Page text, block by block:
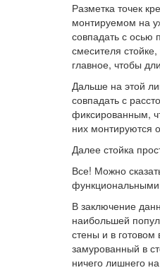
Разметка точек
монтируемом на
совпадать с осью
смесителя
главное, чтобы
Дальше на этой
совпадать с
фиксированным,
них монтируются
Далее стойка
Все! Можно
В заключение
наибольшей
стены и в
замурованный в
ничего лишнего